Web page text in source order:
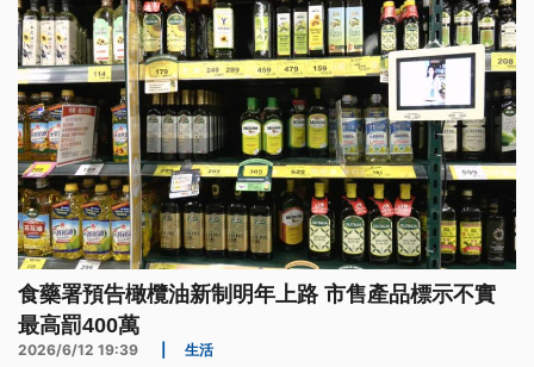
食藥署預告橄欖油新制明年上路 市售產品標示不實
最高罰400萬
2026/6/12 19:39 生活